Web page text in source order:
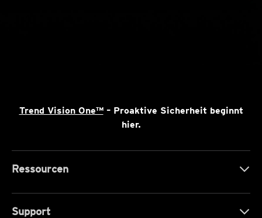
Trend Vision One™– Proaktive Sicherheit beginnt
hier.
Ressourcen
Support